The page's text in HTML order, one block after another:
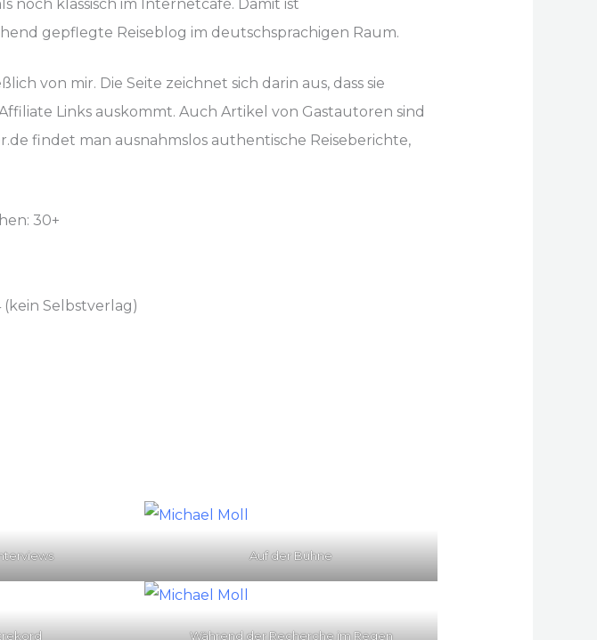
noch klassisch im Internetcafé. Damit ist
gepflegte Reiseblog im deutschsprachigen Raum.
von mir. Die Seite zeichnet sich darin aus, dass sie
Links auskommt. Auch Artikel von Gastautoren sind
findet man ausnahmslos authentische Reiseberichte,
30+
Selbstverlag)
Auf der Bühne
Während der Recherche im Regen